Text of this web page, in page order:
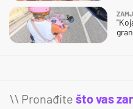
\\ Pronađite što vas